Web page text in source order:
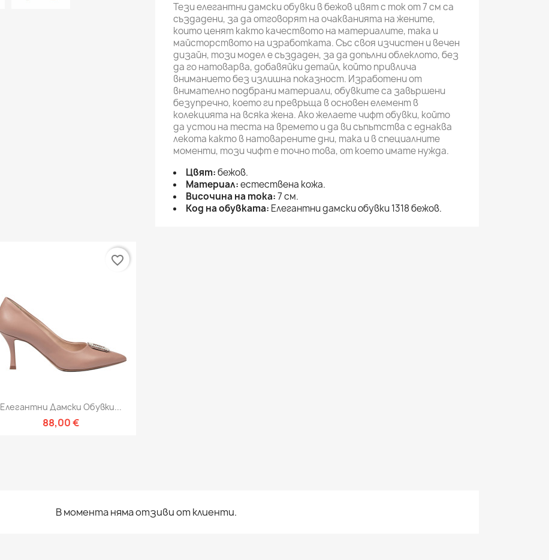
Тези елегантни дамски обувки в бежов цвят с ток от 7 см са
създадени, за да отговорят на очакванията на жените,
които ценят както качеството на материалите, така и
майсторството на изработката. Със своя изчистен и вечен
дизайн, този модел е създаден, за да допълни облеклото, без
да го натоварва, добавяйки детайл, който привлича
вниманието без излишна показност. Изработени от
внимателно подбрани материали, обувките са завършени
безупречно, което ги превръща в основен елемент в
колекцията на всяка жена. Ако желаете чифт обувки, който
да устои на теста на времето и да ви съпътства с еднаква
лекота както в натоварените дни, така и в специалните
моменти, този чифт е точно това, от което имате нужда.
Цвят:бежов.
Материал:естествена кожа.
Височина на тока:7 см.
Код на обувката: Елегантни дамски обувки 1318 бежов.
Бърз преглед
Елегантни Дамски Обувки...
88,00 €
favorite_border
В момента няма отзиви от клиенти.